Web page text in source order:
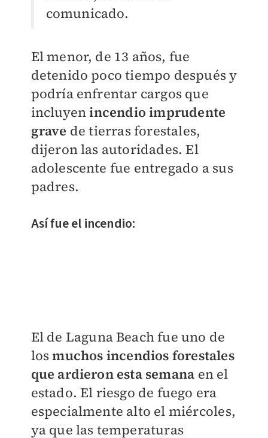
comunicado.
El menor, de 13 años, fue
detenido poco tiempo después y
podría enfrentar cargos que
incluyenincendio imprudente
grave de tierras forestales,
dijeron las autoridades. El
adolescente fue entregado a sus
padres.
Así fue el incendio:
El de Laguna Beach fue uno de
losmuchos incendios forestales
que ardieron esta semana en el
estado. El riesgo de fuego era
especialmente alto el miércoles,
ya que las temperaturas